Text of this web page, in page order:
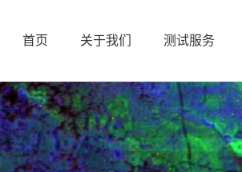
首页 关于我们 测试服务